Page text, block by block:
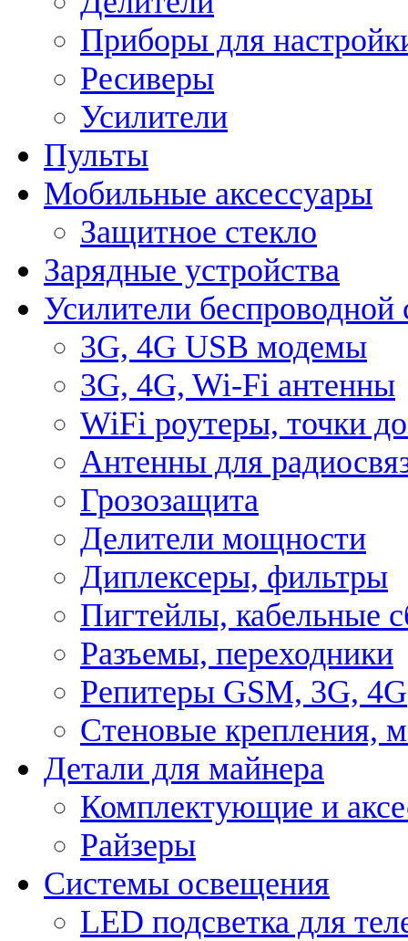
Приборы для
Ресиверы
Усилители
Пульты
Мобильные аксессуары
Защитное стекло
Зарядные устройства
Усилители беспроводной
3G, 4G USB модемы
3G, 4G, Wi-Fi антенны
WiFi роутеры, точки
Антенны для
Грозозащита
Делители мощности
Диплексеры, фильтры
Пигтейлы, кабельные
Разъемы, переходники
Репитеры GSM, 3G, 4G
Стеновые крепления,
Детали для майнера
Комплектующие и
Райзеры
Системы освещения
LED подсветка для